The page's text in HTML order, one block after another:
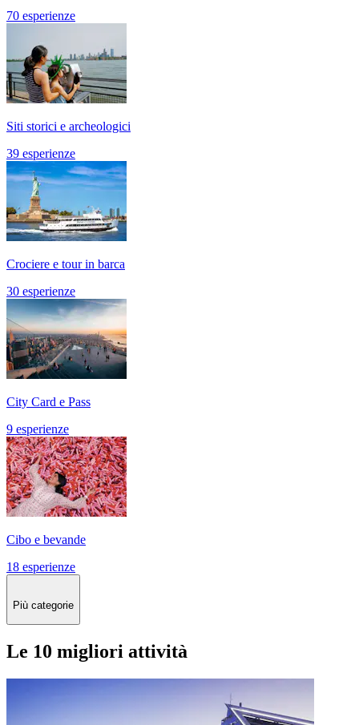
70 esperienze
Siti storici e archeologici
39 esperienze
Crociere e tour in barca
30 esperienze
City Card e Pass
9 esperienze
Cibo e bevande
18 esperienze
Più categorie
Le 10 migliori attività